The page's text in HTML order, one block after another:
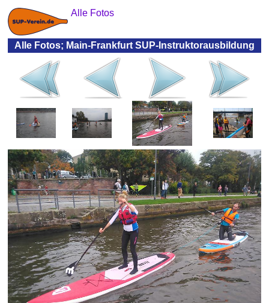
Alle Fotos
Alle Fotos; Main-Frankfurt SUP-Instruktorausbildung